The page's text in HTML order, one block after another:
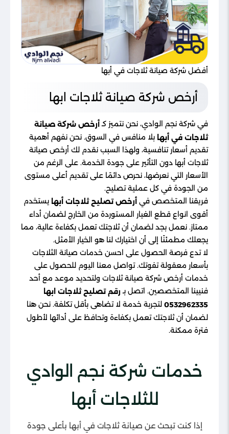
أفضل شركة صيانة ثلاجات في أبها
أرخص شركة صيانة ثلاجات ابها
في شركة نجم الوادي، نحن نتميز كـأرخص شركة صيانة
ثلاجات في أبها بلا منافس في السوق. نحن نفهم أهمية
تقديم أسعار تنافسية، ولهذا السبب نقدم لك أرخص صيانة
ثلاجات أبها دون التأثير على جودة الخدمة. على الرغم من
الأسعار التي نعرضها، نحرص دائمًا على تقديم أعلى مستوى
من الجودة في كل عملية تصليح.
فريقنا المتخصص في أرخص تصليح ثلاجات أبها يستخدم
أقوى انواع قطع الغيار المستوردة من الخارج لضمان أداء
ممتاز. نعمل بجد لضمان أن ثلاجتك تعمل بكفاءة عالية، مما
يجعلك مطمئنًا إلى أن اختيارك لنا هو الخيار الأمثل.
لا تدع فرصة الحصول على احسن خدمات صيانة الثلاجات
بأسعار معقولة تفوتك. تواصل معنا اليوم للحصول على
خدمات أرخص شركة صيانة ثلاجات ولتحديد موعد مع أحد
فنيينا المتخصصين. اتصل بـ رقم تصليح ثلاجات ابها
0532962335 لتجربة خدمة لا تضاهى بأقل تكلفة. نحن هنا
لضمان أن ثلاجتك تعمل بكفاءة وتحافظ على أدائها لأطول
فترة ممكنة.
خدمات شركة نجم الوادي
للثلاجات أبها
إذا كنت تبحث عن صيانة ثلاجات في أبها بأعلى جودة